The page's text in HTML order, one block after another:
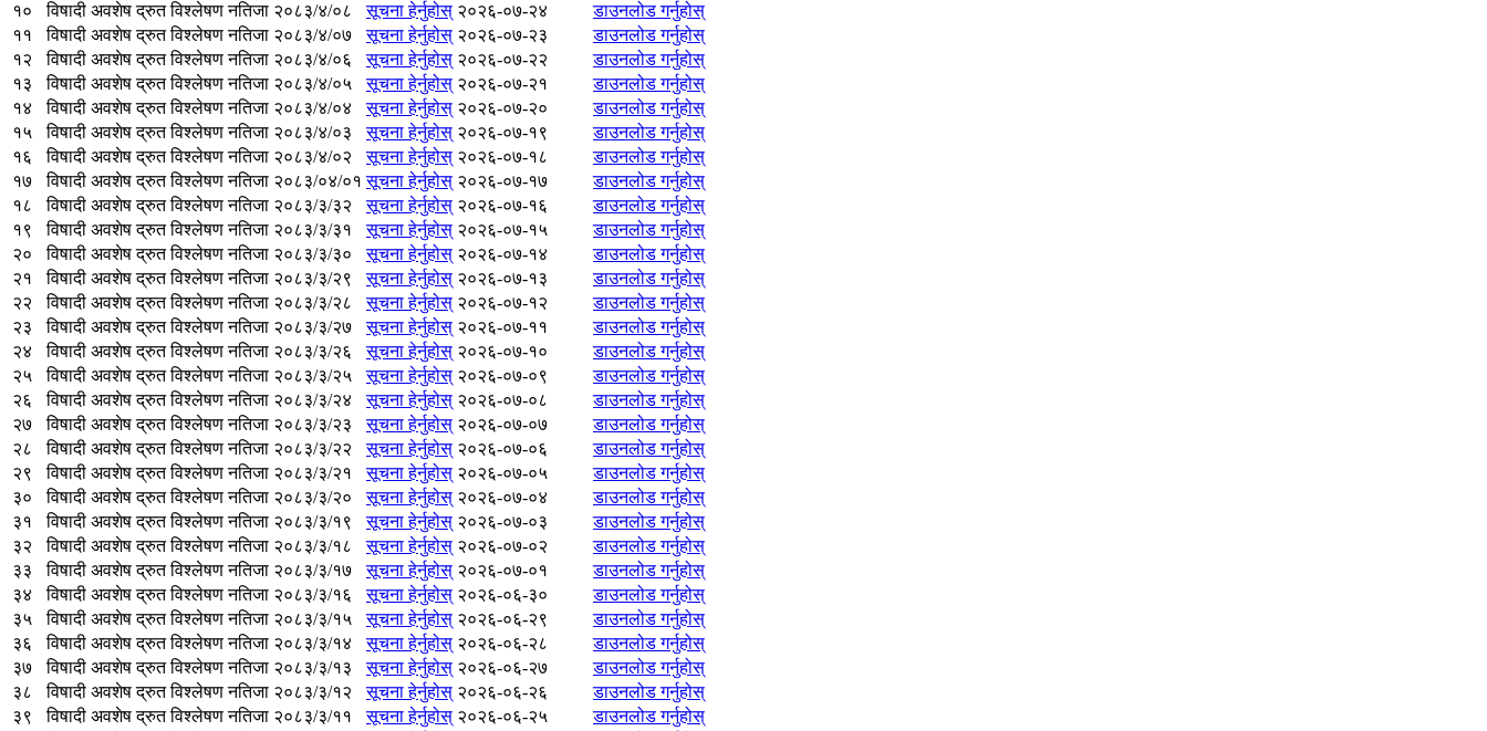
१०
विषादी अवशेष द्रुत विश्लेषण नतिजा २०८३/४/०८ सूचना हेर्नुहोस् २०२६-०७-२४
डाउनलोड गर्नुहोस्
११
विषादी अवशेष द्रुत विश्लेषण नतिजा २०८३/४/०७ सूचना हेर्नुहोस् २०२६-०७-२३
डाउनलोड गर्नुहोस्
१२
विषादी अवशेष द्रुत विश्लेषण नतिजा २०८३/४/०६ सूचना हेर्नुहोस् २०२६-०७-२२
डाउनलोड गर्नुहोस्
१३
विषादी अवशेष द्रुत विश्लेषण नतिजा २०८३/४/०५ सूचना हेर्नुहोस् २०२६-०७-२१
डाउनलोड गर्नुहोस्
१४
विषादी अवशेष द्रुत विश्लेषण नतिजा २०८३/४/०४ सूचना हेर्नुहोस् २०२६-०७-२०
डाउनलोड गर्नुहोस्
१५
विषादी अवशेष द्रुत विश्लेषण नतिजा २०८३/४/०३ सूचना हेर्नुहोस् २०२६-०७-१९
डाउनलोड गर्नुहोस्
१६
विषादी अवशेष द्रुत विश्लेषण नतिजा २०८३/४/०२ सूचना हेर्नुहोस् २०२६-०७-१८
डाउनलोड गर्नुहोस्
१७
विषादी अवशेष द्रुत विश्लेषण नतिजा २०८३/०४/०१ सूचना हेर्नुहोस् २०२६-०७-१७
डाउनलोड गर्नुहोस्
१८
विषादी अवशेष द्रुत विश्लेषण नतिजा २०८३/३/३२ सूचना हेर्नुहोस् २०२६-०७-१६
डाउनलोड गर्नुहोस्
१९
विषादी अवशेष द्रुत विश्लेषण नतिजा २०८३/३/३१ सूचना हेर्नुहोस् २०२६-०७-१५
डाउनलोड गर्नुहोस्
२०
विषादी अवशेष द्रुत विश्लेषण नतिजा २०८३/३/३० सूचना हेर्नुहोस् २०२६-०७-१४
डाउनलोड गर्नुहोस्
२१
विषादी अवशेष द्रुत विश्लेषण नतिजा २०८३/३/२९ सूचना हेर्नुहोस् २०२६-०७-१३
डाउनलोड गर्नुहोस्
२२
विषादी अवशेष द्रुत विश्लेषण नतिजा २०८३/३/२८ सूचना हेर्नुहोस् २०२६-०७-१२
डाउनलोड गर्नुहोस्
२३
विषादी अवशेष द्रुत विश्लेषण नतिजा २०८३/३/२७ सूचना हेर्नुहोस् २०२६-०७-११
डाउनलोड गर्नुहोस्
२४
विषादी अवशेष द्रुत विश्लेषण नतिजा २०८३/३/२६ सूचना हेर्नुहोस् २०२६-०७-१०
डाउनलोड गर्नुहोस्
२५
विषादी अवशेष द्रुत विश्लेषण नतिजा २०८३/३/२५ सूचना हेर्नुहोस् २०२६-०७-०९
डाउनलोड गर्नुहोस्
२६
विषादी अवशेष द्रुत विश्लेषण नतिजा २०८३/३/२४ सूचना हेर्नुहोस् २०२६-०७-०८
डाउनलोड गर्नुहोस्
२७
विषादी अवशेष द्रुत विश्लेषण नतिजा २०८३/३/२३ सूचना हेर्नुहोस् २०२६-०७-०७
डाउनलोड गर्नुहोस्
२८
विषादी अवशेष द्रुत विश्लेषण नतिजा २०८३/३/२२ सूचना हेर्नुहोस् २०२६-०७-०६
डाउनलोड गर्नुहोस्
२९
विषादी अवशेष द्रुत विश्लेषण नतिजा २०८३/३/२१ सूचना हेर्नुहोस् २०२६-०७-०५
डाउनलोड गर्नुहोस्
३०
विषादी अवशेष द्रुत विश्लेषण नतिजा २०८३/३/२० सूचना हेर्नुहोस् २०२६-०७-०४
डाउनलोड गर्नुहोस्
३१
विषादी अवशेष द्रुत विश्लेषण नतिजा २०८३/३/१९ सूचना हेर्नुहोस् २०२६-०७-०३
डाउनलोड गर्नुहोस्
३२
विषादी अवशेष द्रुत विश्लेषण नतिजा २०८३/३/१८ सूचना हेर्नुहोस् २०२६-०७-०२
डाउनलोड गर्नुहोस्
३३
विषादी अवशेष द्रुत विश्लेषण नतिजा २०८३/३/१७ सूचना हेर्नुहोस् २०२६-०७-०१
डाउनलोड गर्नुहोस्
३४
विषादी अवशेष द्रुत विश्लेषण नतिजा २०८३/३/१६ सूचना हेर्नुहोस् २०२६-०६-३०
डाउनलोड गर्नुहोस्
३५
विषादी अवशेष द्रुत विश्लेषण नतिजा २०८३/३/१५ सूचना हेर्नुहोस् २०२६-०६-२९
डाउनलोड गर्नुहोस्
३६
विषादी अवशेष द्रुत विश्लेषण नतिजा २०८३/३/१४ सूचना हेर्नुहोस् २०२६-०६-२८
डाउनलोड गर्नुहोस्
३७
विषादी अवशेष द्रुत विश्लेषण नतिजा २०८३/३/१३ सूचना हेर्नुहोस् २०२६-०६-२७
डाउनलोड गर्नुहोस्
३८
विषादी अवशेष द्रुत विश्लेषण नतिजा २०८३/३/१२ सूचना हेर्नुहोस् २०२६-०६-२६
डाउनलोड गर्नुहोस्
३९
विषादी अवशेष द्रुत विश्लेषण नतिजा २०८३/३/११ सूचना हेर्नुहोस् २०२६-०६-२५
डाउनलोड गर्नुहोस्